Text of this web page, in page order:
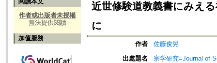
作者或出版者未授權
無法提供閱讀
加值服務
近世修験道教義書にみえ
に
作者
佐藤俊晃
出處題名
宗学研究=Journal of